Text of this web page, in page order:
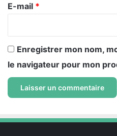
e
E-mail *
Enregistrer mon nom,
le navigateur pour mon